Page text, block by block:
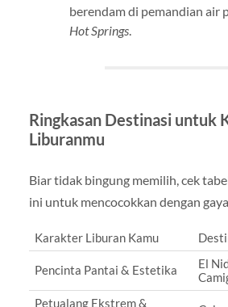
berendam di pemandian air
Hot Springs.
Ringkasan Destinasi untuk
Liburanmu
Biar tidak bingung memilih, cek
ini untuk mencocokkan dengan
Karakter Liburan Kamu
Pencinta Pantai & Estetika
El
Petualang Ekstrem &